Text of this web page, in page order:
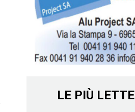
LE PIÙ LETTE